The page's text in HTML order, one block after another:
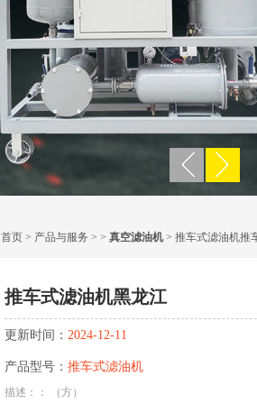
首页 > 产品与服务 > > 真空滤油机> 推车式滤油机推
推车式滤油机黑龙江
更新时间： 2024-12-11
产品型号： 推车式滤油机
描述：： （方）